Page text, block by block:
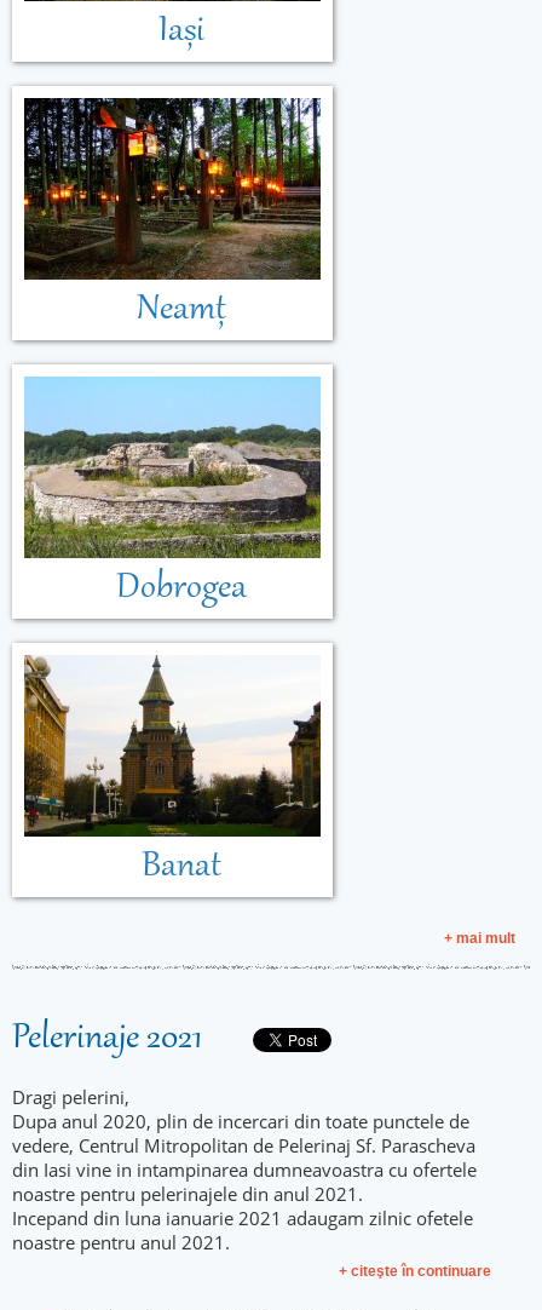
Iași
Neamț
Dobrogea
Banat
+ mai mult
Pelerinaje 2021
Dragi pelerini,
Dupa anul 2020, plin de incercari din toate punctele de
vedere, Centrul Mitropolitan de Pelerinaj Sf. Parascheva
din Iasi vine in intampinarea dumneavoastra cu ofertele
noastre pentru pelerinajele din anul 2021.
Incepand din luna ianuarie 2021 adaugam zilnic ofetele
noastre pentru anul 2021.
+ citeşte în continuare